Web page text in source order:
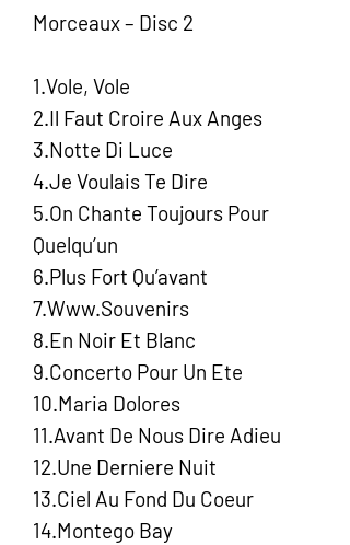
Morceaux – Disc 2
1.Vole, Vole
2.Il Faut Croire Aux Anges
3.Notte Di Luce
4.Je Voulais Te Dire
5.On Chante Toujours Pour
Quelqu’un
6.Plus Fort Qu’avant
7.Www.Souvenirs
8.En Noir Et Blanc
9.Concerto Pour Un Ete
10.Maria Dolores
11.Avant De Nous Dire Adieu
12.Une Derniere Nuit
13.Ciel Au Fond Du Coeur
14.Montego Bay